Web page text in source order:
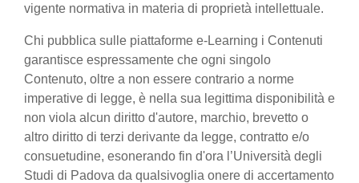
vigente normativa in materia di proprietà intellettuale.
Chi pubblica sulle piattaforme e-Learning i Contenuti
garantisce espressamente che ogni singolo
Contenuto, oltre a non essere contrario a norme
imperative di legge, è nella sua legittima disponibilità e
non viola alcun diritto d'autore, marchio, brevetto o
altro diritto di terzi derivante da legge, contratto e/o
consuetudine, esonerando fin d'ora l’Università degli
Studi di Padova da qualsivoglia onere di accertamento